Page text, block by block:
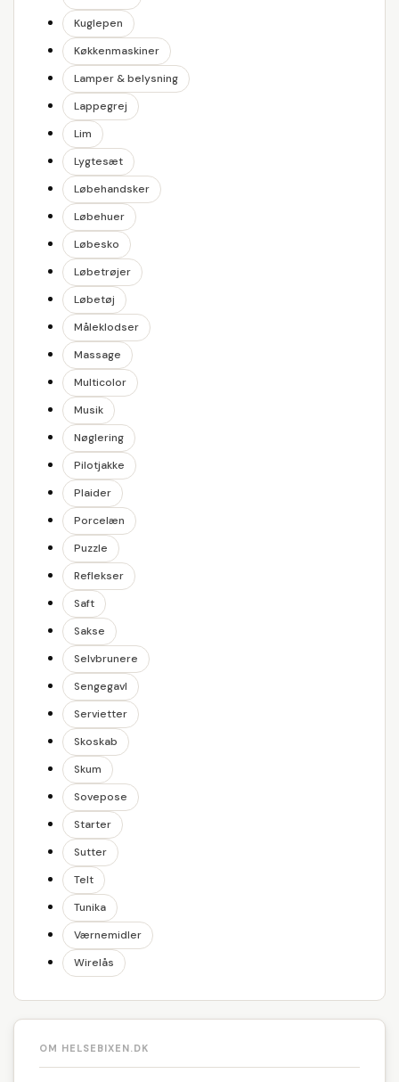
Kuglepen
Køkkenmaskiner
Lamper & belysning
Lappegrej
Lim
Lygtesæt
Løbehandsker
Løbehuer
Løbesko
Løbetrøjer
Løbetøj
Måleklodser
Massage
Multicolor
Musik
Nøglering
Pilotjakke
Plaider
Porcelæn
Puzzle
Reflekser
Saft
Sakse
Selvbrunere
Sengegavl
Servietter
Skoskab
Skum
Sovepose
Starter
Sutter
Telt
Tunika
Værnemidler
Wirelås
OM HELSEBIXEN.DK